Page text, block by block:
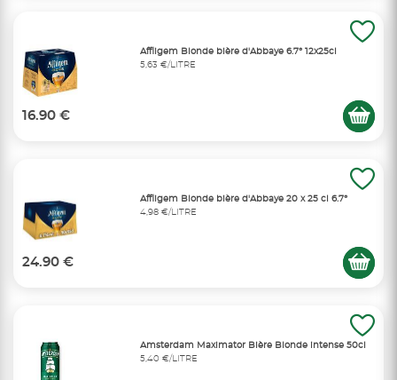
Affligem Blonde bière d'Abbaye 6.7° 12x25cl
5,63 €/LITRE
16.90 €
Affligem Blonde bière d'Abbaye 20 x 25 cl 6.7°
4,98 €/LITRE
24.90 €
Amsterdam Maximator Bière Blonde intense 50cl
5,40 €/LITRE